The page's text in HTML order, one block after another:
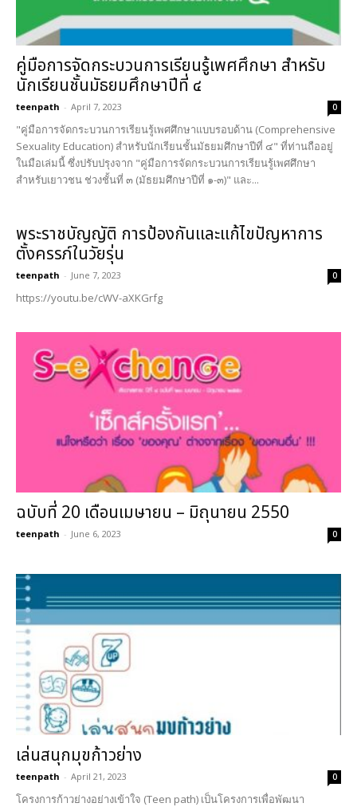
คู่มือการจัดกระบวนการเรียนรู้เพศศึกษา สำหรับ
นักเรียนชั้นมัธยมศึกษาปีที่ ๔
teenpath - April 7, 2023 0
"คู่มือการจัดกระบวนการเรียนรู้เพศศึกษาแบบรอบด้าน (Comprehensive
Sexuality Education) สำหรับนักเรียนชั้นมัธยมศึกษาปีที่ ๔" ที่ท่านถืออยู่
ในมือเล่มนี้ ซึ่งปรับปรุงจาก "คู่มือการจัดกระบวนการเรียนรู้เพศศึกษา
สำหรับเยาวชน ช่วงชั้นที่ ๓ (มัธยมศึกษาปีที่ ๑-๓)" และ...
พระราชบัญญัติ การป้องกันและแก้ไขปัญหาการ
ตั้งครรภ์ในวัยรุ่น
teenpath - June 7, 2023 0
https://youtu.be/cWV-aXKGrfg
ฉบับที่ 20 เดือนเมษายน – มิถุนายน 2550
teenpath - June 6, 2023 0
เล่นสนุกมุขก้าวย่าง
teenpath - April 21, 2023 0
โครงการก้าวย่างอย่างเข้าใจ (Teen path) เป็นโครงการเพื่อพัฒนา